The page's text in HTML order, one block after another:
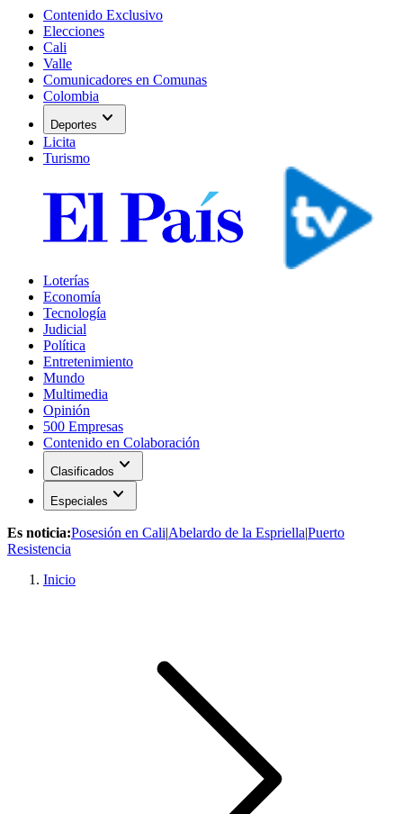
Contenido Exclusivo
Elecciones
Cali
Valle
Comunicadores en Comunas
Colombia
Deportes expand_more
Licita
Turismo
Loterías
Economía
Tecnología
Judicial
Política
Entretenimiento
Mundo
Multimedia
Opinión
500 Empresas
Contenido en Colaboración
Clasificados expand_more
Especiales expand_more
Es noticia:Posesión en Cali|Abelardo de la Espriella|Puerto
Resistencia
Inicio